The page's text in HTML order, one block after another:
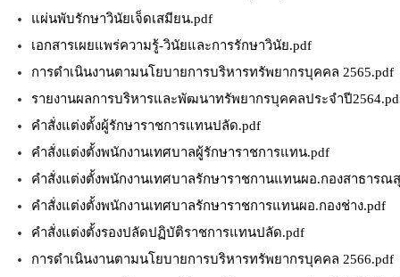
แผ่นพับรักษาวินัยเจ็ดเสมียน.pdf
เอกสารเผยแพร่ความรู้-วินัยและการรักษาวินัย.pdf
การดำเนินงานตามนโยบายการบริหารทรัพยากรบุคคล 2565.pdf
รายงานผลการบริหารและพัฒนาทรัพยากรบุคคลประจำปี
คำสั่งแต่งตั้งผู้รักษาราชการแทนปลัด.pdf
คำสั่งแต่งตั้งพนักงานเทศบาลผู้รักษาราชการแทน.pdf
คำสั่งแต่งตั้งพนักงานเทศบาลรักษาราชกานแทนผอ.กองสาธารณ
คำสั่งแต่งตั้งพนักงานเทศบาลรักษาราชการแทนผอ.กองช่าง.pdf
คำสั่งแต่งตั้งรองปลัดปฏิบัติราชการแทนปลัด.pdf
การดำเนินงานตามนโยบายการบริหารทรัพยากรบุคคล 2566.pdf